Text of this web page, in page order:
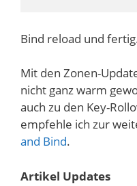
Bind reload und
Mit den Zonen-
nicht ganz warm
auch zu den Key-
empfehle ich zur
and Bind.
Artikel Updates